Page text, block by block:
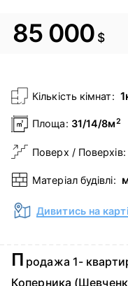
85 000 $
Кількість кімнат:
Площа: 31/14/8м2
Поверх / Поверхів:
Матеріал будівлі:
Дивитись на карті
П родажа 1-
Коперника